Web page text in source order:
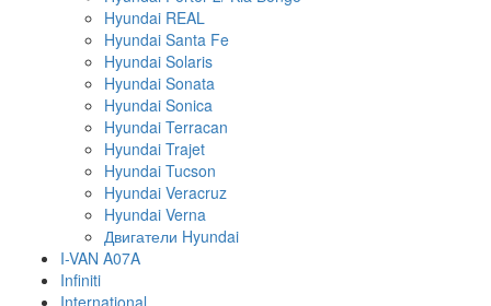
Hyundai REAL
Hyundai Santa Fe
Hyundai Solaris
Hyundai Sonata
Hyundai Sonica
Hyundai Terracan
Hyundai Trajet
Hyundai Tucson
Hyundai Veracruz
Hyundai Verna
Двигатели Hyundai
I-VAN A07A
Infiniti
International